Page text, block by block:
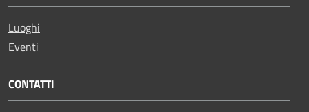
Luoghi
Eventi
CONTATTI